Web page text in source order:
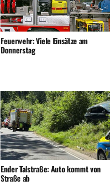
Feuerwehr: Viele Einsätze am
Donnerstag
Ender Talstraße: Auto kommt von
Straße ab